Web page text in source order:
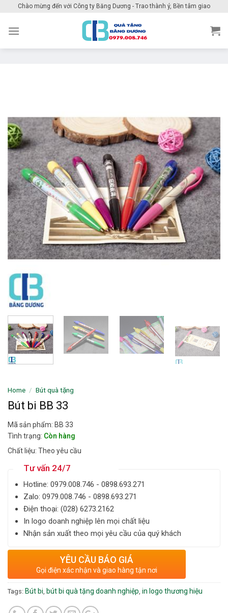
content
Chào mừng đến với Công ty Băng Dương - Trao thành ý, Bền tâm giao
Home / Bút quà tặng
Bút bi BB 33
Mã sản phẩm: BB 33
Tình trạng: Còn hàng
Chất liệu: Theo yêu cầu
Tư vấn 24/7
Hotline: ‎0979.008.746 - 0898.693.271
Zalo: ‎‎0979.008.746 - 0898.693.271
Điện thoại: ‎(028) 6273.2162
In logo doanh nghiệp lên mọi chất liệu
Nhận sản xuất theo mọi yêu cầu của quý khách
YÊU CẦU BÁO GIÁ
Gọi điện xác nhận và giao hàng tận nơi
Tags: Bút bi, bút bi quà tặng doanh nghiệp, in logo thương hiệu